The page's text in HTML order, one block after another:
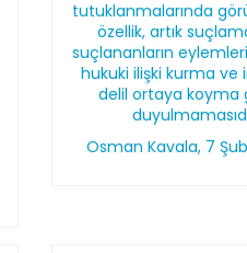
tutuklanmalarında
özellik, artık
suçlananların
hukuki ilişki kurma ve
delil ortaya koyma
Osman Kavala, 7